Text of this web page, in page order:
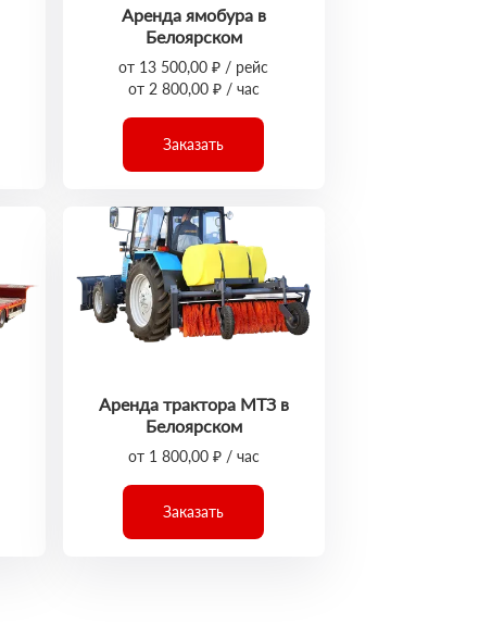
Аренда ямобура в
Белоярском
от 13 500,00 ₽ / рейс
от 2 800,00 ₽ / час
Заказать
Аренда трактора МТЗ в
Белоярском
от 1 800,00 ₽ / час
Заказать